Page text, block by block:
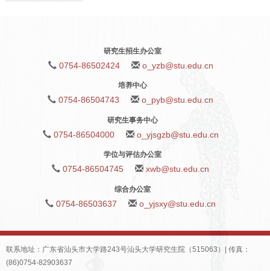
研究生招生办公室
0754-86502424 o_yzb@stu.edu.cn
培养中心
0754-86504743 o_pyb@stu.edu.cn
研究生事务中心
0754-86504000 o_yjsgzb@stu.edu.cn
学位与评估办公室
0754-86504745 xwb@stu.edu.cn
综合办公室
0754-86503637 o_yjsxy@stu.edu.cn
联系地址：广东省汕头市大学路243号汕头大学研究生院（515063）| 传真：
(86)0754-82903637